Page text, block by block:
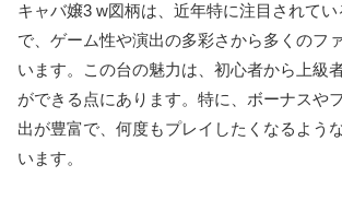
キャバ嬢3 w図柄は、近年特に注目されて
で、ゲーム性や演出の多彩さから多くのフ
います。この台の魅力は、初心者から上級
ができる点にあります。特に、ボーナスや
出が豊富で、何度もプレイしたくなるよう
います。